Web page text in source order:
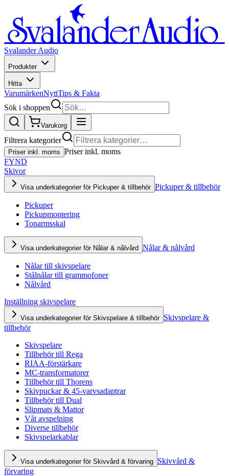
Svalander Audio
Produkter
Hitta
VarumärkenNyttTips & Fakta
Sök i shoppen
Varukorg
Filtrera kategorier
Priser inkl. moms Priser inkl. moms
FYND
Skivor
Visa underkategorier för Pickuper & tillbehör Pickuper & tillbehör
Pickuper
Pickupmontering
Tonarmsskal
Visa underkategorier för Nålar & nålvård Nålar & nålvård
Nålar till skivspelare
Stålnålar till grammofoner
Nålvård
Inställning skivspelare
Visa underkategorier för Skivspelare & tillbehör Skivspelare &
tillbehör
Skivspelare
Tillbehör till Rega
RIAA-förstärkare
MC-transformatorer
Tillbehör till Thorens
Skivpuckar & 45-varvsadaptrar
Tillbehör till Dual
Slipmats & Mattor
Våt avspelning
Diverse tillbehör
Skivspelarkablar
Visa underkategorier för Skivvård & förvaring Skivvård &
förvaring